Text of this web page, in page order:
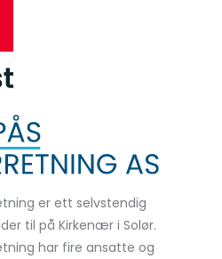
er ett selvstendig
til på Kirkenær i Solør.
har fire ansatte og